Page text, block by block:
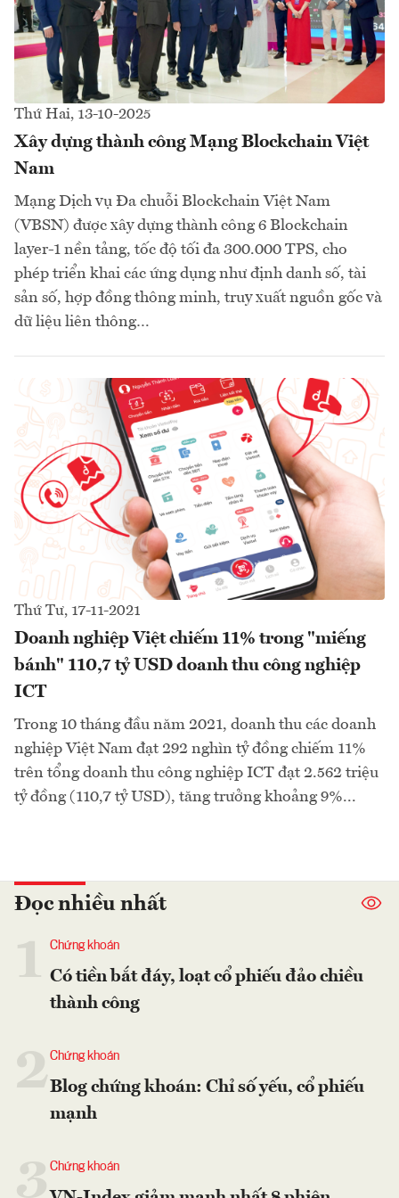
Thứ Hai, 13-10-2025
Xây dựng thành công Mạng Blockchain Việt
Nam
Mạng Dịch vụ Đa chuỗi Blockchain Việt Nam
(VBSN) được xây dựng thành công 6 Blockchain
layer-1 nền tảng, tốc độ tối đa 300.000 TPS, cho
phép triển khai các ứng dụng như định danh số, tài
sản số, hợp đồng thông minh, truy xuất nguồn gốc và
dữ liệu liên thông…
Thứ Tư, 17-11-2021
Doanh nghiệp Việt chiếm 11% trong "miếng
bánh" 110,7 tỷ USD doanh thu công nghiệp
ICT
Trong 10 tháng đầu năm 2021, doanh thu các doanh
nghiệp Việt Nam đạt 292 nghìn tỷ đồng chiếm 11%
trên tổng doanh thu công nghiệp ICT đạt 2.562 triệu
tỷ đồng (110,7 tỷ USD), tăng trưởng khoảng 9%...
Đọc nhiều nhất
Chứng khoán
Có tiền bắt đáy, loạt cổ phiếu đảo chiều
thành công
2Chứng khoán
Blog chứng khoán: Chỉ số yếu, cổ phiếu
mạnh
Chứng khoán